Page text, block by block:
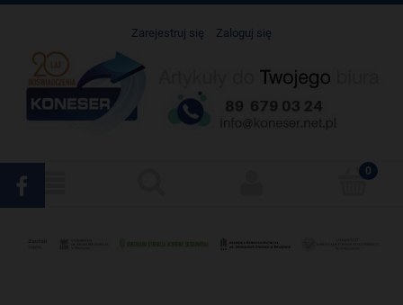
Zarejestruj się Zaloguj się